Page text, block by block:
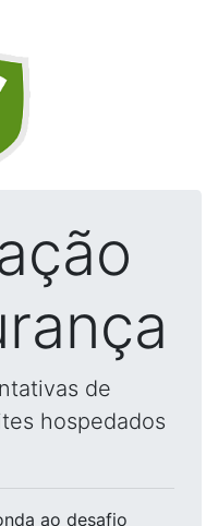
de
hospedados
ao desafio